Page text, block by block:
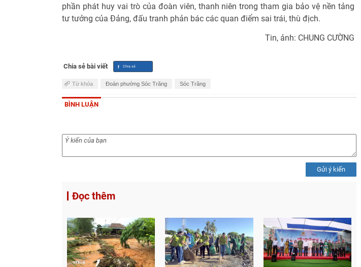
phần phát huy vai trò của đoàn viên, thanh niên trong tham gia bảo vệ nền tảng
tư tưởng của Đảng, đấu tranh phản bác các quan điểm sai trái, thù địch.
Tin, ảnh: CHUNG CƯỜNG
Chia sẻ bài viết
Từ khóa Đoàn phường Sóc Trăng Sóc Trăng
BÌNH LUẬN
Gửi ý kiến
Đọc thêm